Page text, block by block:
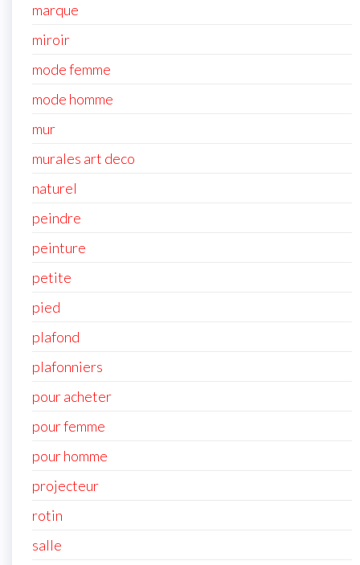
marque
miroir
mode femme
mode homme
mur
murales art deco
naturel
peindre
peinture
petite
pied
plafond
plafonniers
pour acheter
pour femme
pour homme
projecteur
rotin
salle